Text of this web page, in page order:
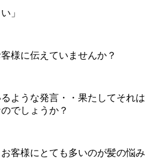
」
様に伝えていませんか？
ような発言・・果たしてそれは
でしょうか？
客様にとても多いのが髪の悩み